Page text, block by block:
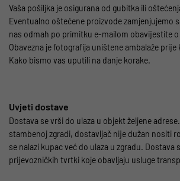
Vaša pošiljka je osigurana od gubitka ili
Eventualno oštećene proizvode zamjenjujemo
nas odmah po primitku e-mailom obavijestite
Obavezna je fotografija uništene ambalaže
Kako bismo vas uputili na danje korake.
Uvjeti dostave
Dostava se vrši do ulaza u objekt željene
stambenoj zgradi, dostavljač nije dužan nositi
se nalazi kupac već do ulaza u zgradu. Dostava
prijevozničkih tvrtki koje obavljaju usluge